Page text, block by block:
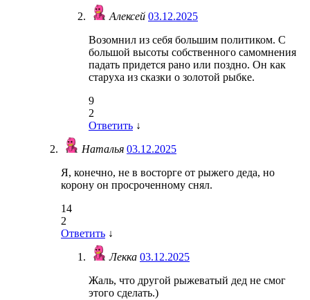
Алексей 03.12.2025
Возомнил из себя большим политиком. С
большой высоты собственного самомнения
падать придется рано или поздно. Он как
старуха из сказки о золотой рыбке.
9
2
Ответить ↓
Наталья 03.12.2025
Я, конечно, не в восторге от рыжего деда, но
корону он просроченному снял.
14
2
Ответить ↓
Лекка 03.12.2025
Жаль, что другой рыжеватый дед не смог
этого сделать.)